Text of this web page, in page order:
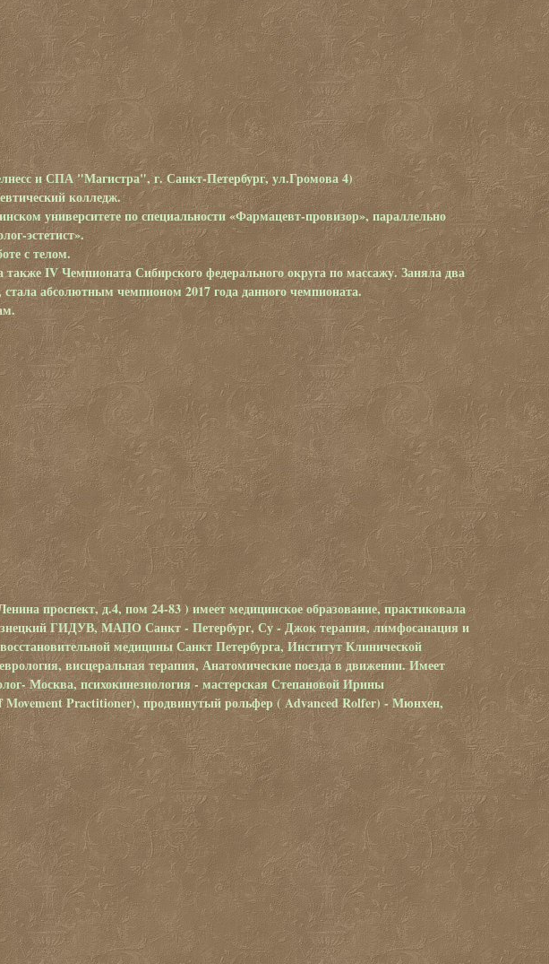
и СПА "Магистра", г. Санкт-Петербург, ул.Громова 4)
колледж.
университете по специальности «Фармацевт-провизор», параллельно
эстетист».
с телом.
IV Чемпионата Сибирского федерального округа по массажу. Заняла два
абсолютным чемпионом 2017 года данного чемпионата.
проспект, д.4, пом 24-83 )имеет медицинское образование, практиковала
ГИДУВ, МАПО Санкт - Петербург, Су - Джок терапия, лимфосанация и
медицины Санкт Петербурга, Институт Клинической
висцеральная терапия, Анатомические поезда в движении. Имеет
Москва, психокинезиология - мастерская Степановой Ирины
Movement Practitioner), продвинутый рольфер (Advanced Rolfer) - Мюнхен,